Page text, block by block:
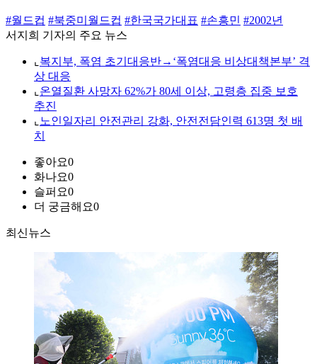
#월드컵 #북중미월드컵 #한국국가대표 #손흥민 #2002년
서지희 기자의 주요 뉴스
⌞ 복지부, 폭염 초기대응반→‘폭염대응 비상대책본부’ 격
상 대응
⌞ 온열질환 사망자 62%가 80세 이상, 고령층 집중 보호
추진
⌞ 노인일자리 안전관리 강화, 안전전담인력 613명 첫 배
치
좋아요0
화나요0
슬퍼요0
더 궁금해요0
최신뉴스